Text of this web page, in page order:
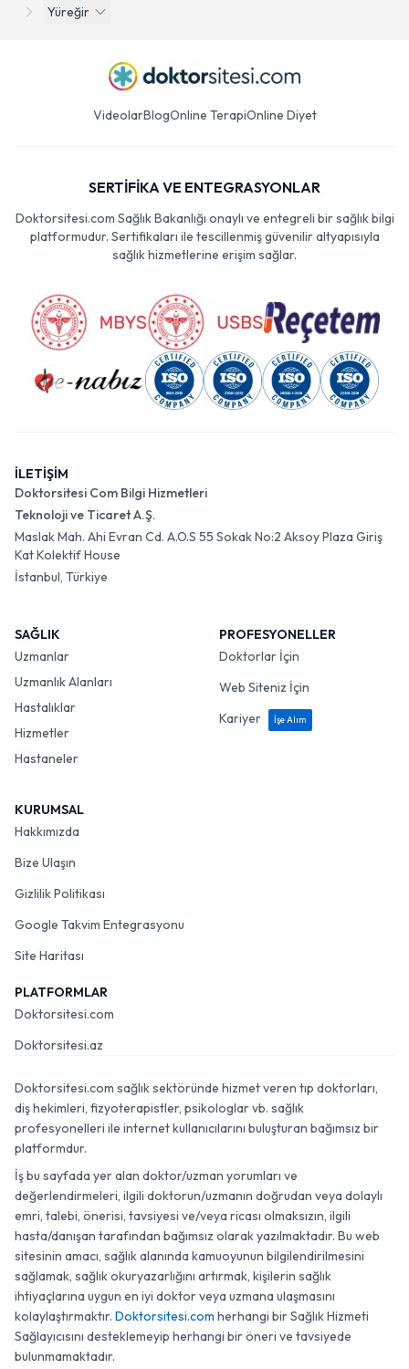
Yüreğir
VideolarBlogOnline TerapiOnline Diyet
SERTİFİKA VE ENTEGRASYONLAR
Doktorsitesi.com Sağlık Bakanlığı onaylı ve entegreli bir sağlık bilgi
platformudur. Sertifikaları ile tescillenmiş güvenilir altyapısıyla
sağlık hizmetlerine erişim sağlar.
İLETİŞİM
Doktorsitesi Com Bilgi Hizmetleri
Teknoloji ve Ticaret A.Ş.
Maslak Mah. Ahi Evran Cd. A.O.S 55 Sokak No:2 Aksoy Plaza Giriş
Kat Kolektif House
İstanbul, Türkiye
SAĞLIK
Uzmanlar
Uzmanlık Alanları
Hastalıklar
Hizmetler
Hastaneler
PROFESYONELLER
Doktorlar İçin
Web Siteniz İçin
Kariyer
İşe Alım
KURUMSAL
Hakkımızda
Bize Ulaşın
Gizlilik Politikası
Google Takvim Entegrasyonu
Site Haritası
PLATFORMLAR
Doktorsitesi.com
Doktorsitesi.az
Doktorsitesi.com sağlık sektöründe hizmet veren tıp doktorları,
diş hekimleri, fizyoterapistler, psikologlar vb. sağlık
profesyonelleri ile internet kullanıcılarını buluşturan bağımsız bir
platformdur.
İş bu sayfada yer alan doktor/uzman yorumları ve
değerlendirmeleri, ilgili doktorun/uzmanın doğrudan veya dolaylı
emri, talebi, önerisi, tavsiyesi ve/veya ricası olmaksızın, ilgili
hasta/danışan tarafından bağımsız olarak yazılmaktadır. Bu web
sitesinin amacı, sağlık alanında kamuoyunun bilgilendirilmesini
sağlamak, sağlık okuryazarlığını artırmak, kişilerin sağlık
ihtiyaçlarına uygun en iyi doktor veya uzmana ulaşmasını
kolaylaştırmaktır. Doktorsitesi.com herhangi bir Sağlık Hizmeti
Sağlayıcısını desteklemeyip herhangi bir öneri ve tavsiyede
bulunmamaktadır.